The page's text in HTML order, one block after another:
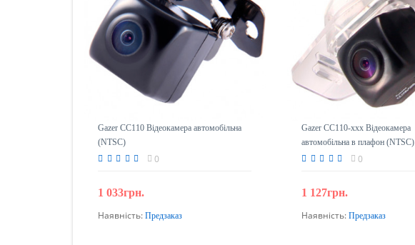
Gazer CC110 Відеокамера автомобільна
(NTSC)
0
1 033грн.
Передзамовлення
Наявність: Предзаказ
Gazer CC110-xxx Відеокамера
автомобільна в плафон (NTSC)
0
1 127грн.
Передзамовлення
Наявність: Предзаказ